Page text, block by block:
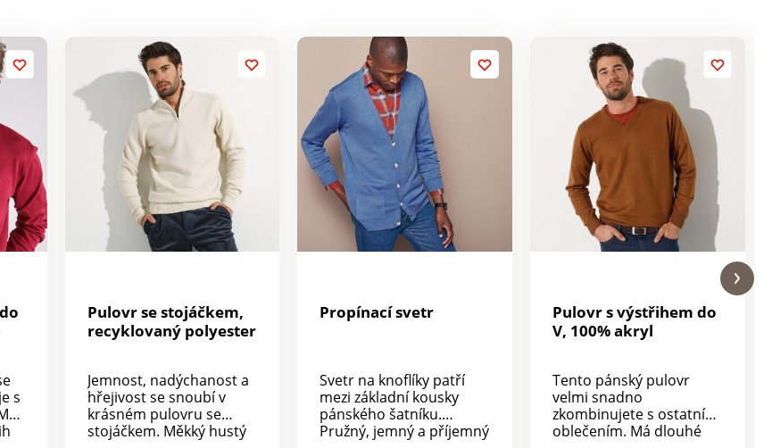
s
Pulovr se stojáčkem,
recyklovaný polyester
Jemnost, nadýchanost a
hřejivost se snoubí v
krásném pulovru se
stojáčkem. Měkký hustý
Propínací svetr
Svetr na knoflíky patří
mezi základní kousky
pánského šatníku.
Pružný, jemný a příjemný
Pulovr s výstřihem do
V, 100% akryl
Tento pánský pulovr
velmi snadno
zkombinujete s ostatním
oblečením. Má dlouhé